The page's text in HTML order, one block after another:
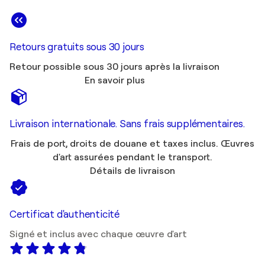
Retours gratuits sous 30 jours
Retour possible sous 30 jours après la livraison
En savoir plus
Livraison internationale. Sans frais supplémentaires.
Frais de port, droits de douane et taxes inclus. Œuvres
d'art assurées pendant le transport.
Détails de livraison
Certificat d'authenticité
Signé et inclus avec chaque œuvre d'art